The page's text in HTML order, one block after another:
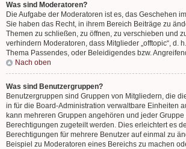
Was sind Moderatoren?
Die Aufgabe der Moderatoren ist es, das Geschehen
Sie haben das Recht, in ihrem Bereich Beiträge zu
Themen zu schließen, zu öffnen, zu verschieben und
verhindern Moderatoren, dass Mitglieder „offtopic“, d.
Thema Passendes, oder Beleidigendes bzw.
Nach oben
Was sind Benutzergruppen?
Benutzergruppen sind Gruppen von Mitgliedern, die
in für die Board-Administration verwaltbare Einheiten
kann mehreren Gruppen angehören und jeder Gruppe
Berechtigungen zugeteilt werden. Dies erleichtert es
Berechtigungen für mehrere Benutzer auf einmal zu
Beispiel zu Moderatoren eines Bereichs zu machen